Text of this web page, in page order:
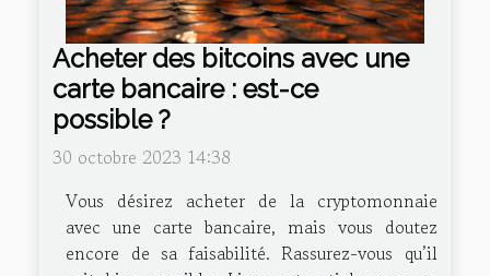
Acheter des bitcoins avec une
carte bancaire : est-ce
possible ?
30 octobre 2023 14:38
Vous désirez acheter de la cryptomonnaie
avec une carte bancaire, mais vous doutez
encore de sa faisabilité. Rassurez-vous qu’il